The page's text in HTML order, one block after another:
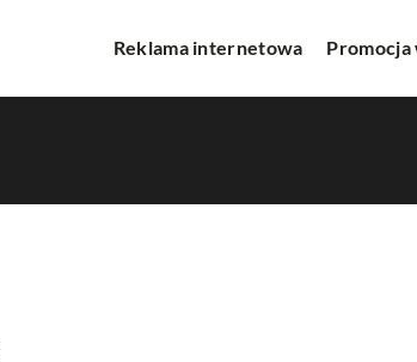
Reklama internetowa